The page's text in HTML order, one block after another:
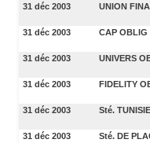
31 déc 2003 UNION
31 déc 2003 CAP OBLIG
31 déc 2003 UNIVERS
31 déc 2003 FIDELITY
31 déc 2003 Sté.
31 déc 2003
Sté. DE